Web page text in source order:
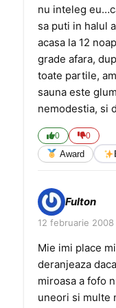
nu inteleg
sa puti in halul
acasa la 12
grade afara,
toate partile,
sauna este
nemodestia, si
0 0
Award
Fulton
12 februarie 2008
Mie imi place
deranjeaza
miroasa a fofo
uneori si multe